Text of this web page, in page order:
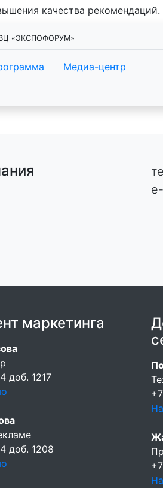
качества рекомендаций.
«ЭКСПОФОРУМ»
Медиа-центр
маркетинга
доб. 1217
доб. 1208